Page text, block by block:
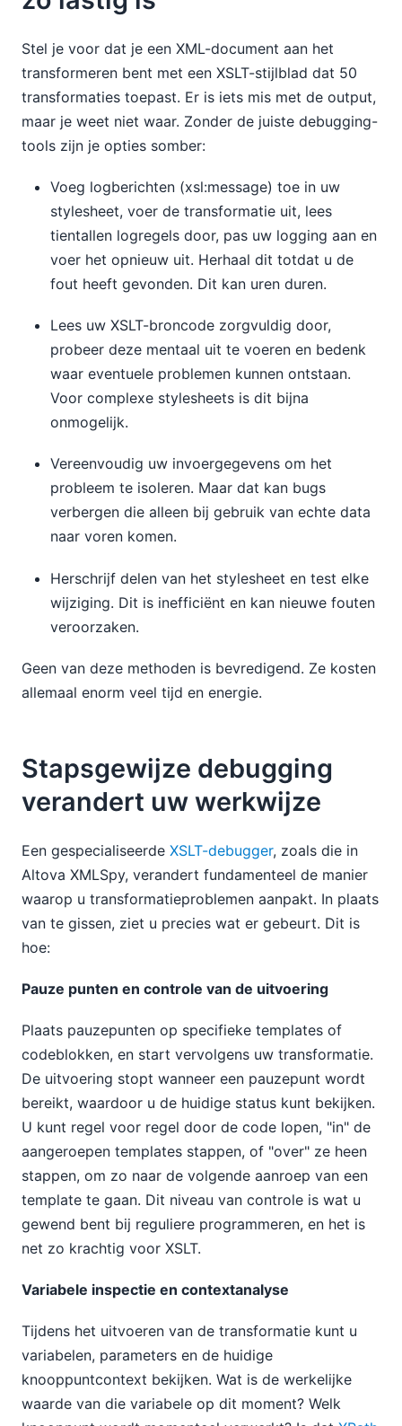
Stel je voor dat je een XML-document aan het
transformeren bent met een XSLT-stijlblad dat 50
transformaties toepast. Er is iets mis met de output,
maar je weet niet waar. Zonder de juiste debugging-
tools zijn je opties somber:
Voeg logberichten (xsl:message) toe in uw
stylesheet, voer de transformatie uit, lees
tientallen logregels door, pas uw logging aan en
voer het opnieuw uit. Herhaal dit totdat u de
fout heeft gevonden. Dit kan uren duren.
Lees uw XSLT-broncode zorgvuldig door,
probeer deze mentaal uit te voeren en bedenk
waar eventuele problemen kunnen ontstaan.
Voor complexe stylesheets is dit bijna
onmogelijk.
Vereenvoudig uw invoergegevens om het
probleem te isoleren. Maar dat kan bugs
verbergen die alleen bij gebruik van echte data
naar voren komen.
Herschrijf delen van het stylesheet en test elke
wijziging. Dit is inefficiënt en kan nieuwe fouten
veroorzaken.
Geen van deze methoden is bevredigend. Ze kosten
allemaal enorm veel tijd en energie.
Stapsgewijze debugging
verandert uw werkwijze
Een gespecialiseerde XSLT-debugger, zoals die in
Altova XMLSpy, verandert fundamenteel de manier
waarop u transformatieproblemen aanpakt. In plaats
van te gissen, ziet u precies wat er gebeurt. Dit is
hoe:
Pauze punten en controle van de uitvoering
Plaats pauzepunten op specifieke templates of
codeblokken, en start vervolgens uw transformatie.
De uitvoering stopt wanneer een pauzepunt wordt
bereikt, waardoor u de huidige status kunt bekijken.
U kunt regel voor regel door de code lopen, "in" de
aangeroepen templates stappen, of "over" ze heen
stappen, om zo naar de volgende aanroep van een
template te gaan. Dit niveau van controle is wat u
gewend bent bij reguliere programmeren, en het is
net zo krachtig voor XSLT.
Variabele inspectie en contextanalyse
Tijdens het uitvoeren van de transformatie kunt u
variabelen, parameters en de huidige
knooppuntcontext bekijken. Wat is de werkelijke
waarde van die variabele op dit moment? Welk